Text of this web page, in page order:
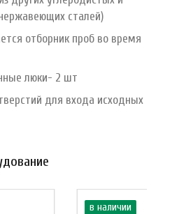
сталей)
отборник проб во время
люки- 2 шт
для входа исходных
в наличии